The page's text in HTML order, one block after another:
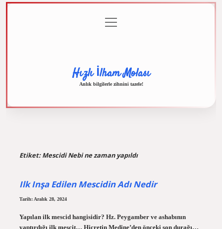
menüyü
aç
Hızlı İlham Molası
Anlık bilgilerle zihnini tazele!
Etiket:Mescidi Nebi ne zaman yapıldı
Ilk Inşa Edilen Mescidin Adı Nedir
Tarih: Aralık 28, 2024
Yapılan ilk mescid hangisidir? Hz. Peygamber ve ashabının
yaptırdığı ilk mescit… Hicretin Medine’den önceki son durağı…